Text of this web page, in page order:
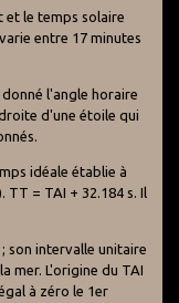
et le temps solaire
entre 17 minutes
l'angle horaire
d'une étoile qui
idéale établie à
= TAI + 32.184 s. Il
son intervalle unitaire
mer. L'origine du TAI
à zéro le 1er